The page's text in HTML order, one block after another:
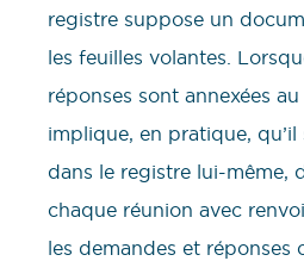
registre suppose un
les feuilles volantes.
réponses sont annexées
implique, en pratique,
dans le registre lui-même,
chaque réunion avec
les demandes et réponses